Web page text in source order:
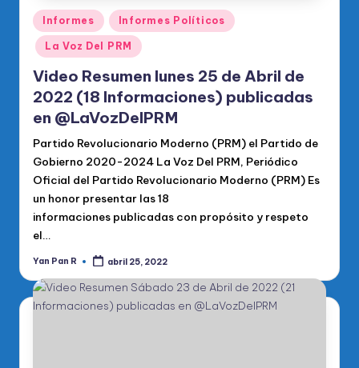
Publicado
en
Informes Informes Políticos
La Voz Del PRM
Video Resumen lunes 25 de Abril de
2022 (18 Informaciones) publicadas
en @LaVozDelPRM
Partido Revolucionario Moderno (PRM) el Partido de
Gobierno 2020-2024 La Voz Del PRM, Periódico
Oficial del Partido Revolucionario Moderno (PRM) Es
un honor presentar las 18
informaciones publicadas con propósito y respeto
el…
Publicado
Yan Pan R abril 25, 2022